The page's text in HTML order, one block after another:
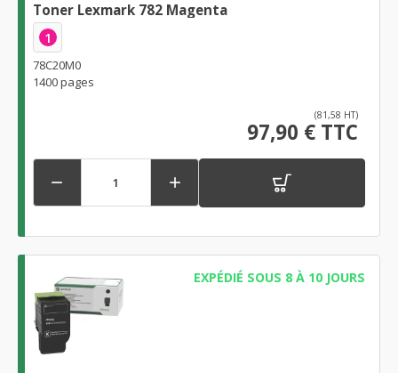
Toner Lexmark 782 Magenta
1
78C20M0
1400 pages
(81,58 HT)
97,90 € TTC
 
EXPÉDIÉ SOUS 8 À 10 JOURS